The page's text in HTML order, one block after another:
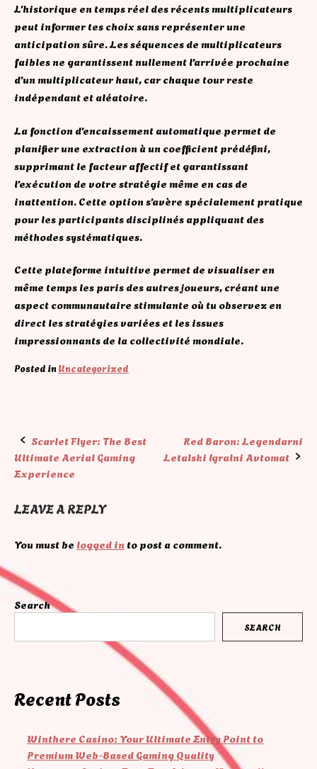
L’historique en temps réel des récents multiplicateurs
peut informer tes choix sans représenter une
anticipation sûre. Les séquences de multiplicateurs
faibles ne garantissent nullement l’arrivée prochaine
d’un multiplicateur haut, car chaque tour reste
indépendant et aléatoire.
La fonction d’encaissement automatique permet de
planifier une extraction à un coefficient prédéfini,
supprimant le facteur affectif et garantissant
l’exécution de votre stratégie même en cas de
inattention. Cette option s’avère spécialement pratique
pour les participants disciplinés appliquant des
méthodes systématiques.
Cette plateforme intuitive permet de visualiser en
même temps les paris des autres joueurs, créant une
aspect communautaire stimulante où tu observez en
direct les stratégies variées et les issues
impressionnants de la collectivité mondiale.
Posted inUncategorized
Post
navigation
Scarlet Flyer: The Best
Ultimate Aerial Gaming
Experience
Red Baron: Legendarni
Letalski Igralni Avtomat
LEAVE A REPLY
You must be logged into post a comment.
Search
SEARCH
Recent Posts
Winthere Casino: Your Ultimate Entry Point to
Premium Web-Based Gaming Quality